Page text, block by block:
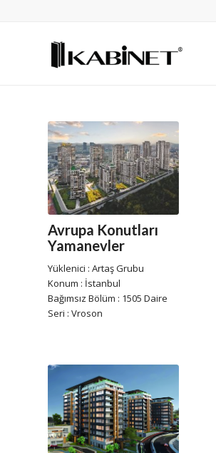
Avrupa Konutları
Yamanevler
Yüklenici : Artaş Grubu
Konum : İstanbul
Bağımsız Bölüm : 1505 Daire
Seri : Vroson